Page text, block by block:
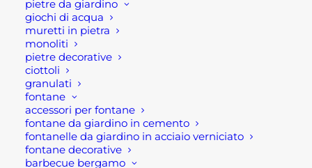
pietre da giardino
giochi di acqua
muretti in pietra
monoliti
pietre decorative
ciottoli
granulati
fontane
accessori per fontane
fontane da giardino in cemento
fontanelle da giardino in acciaio verniciato
fontane decorative
barbecue bergamo
nella scelta di questi apparecchi
rientrano valutazioni di carattere pratico,
ed economico.
Barbecue a gas
Il barbecue a gas si caratterizzano
decimante per la sua facilità d'uso.
Infatti, questa tipologia di prodotti è